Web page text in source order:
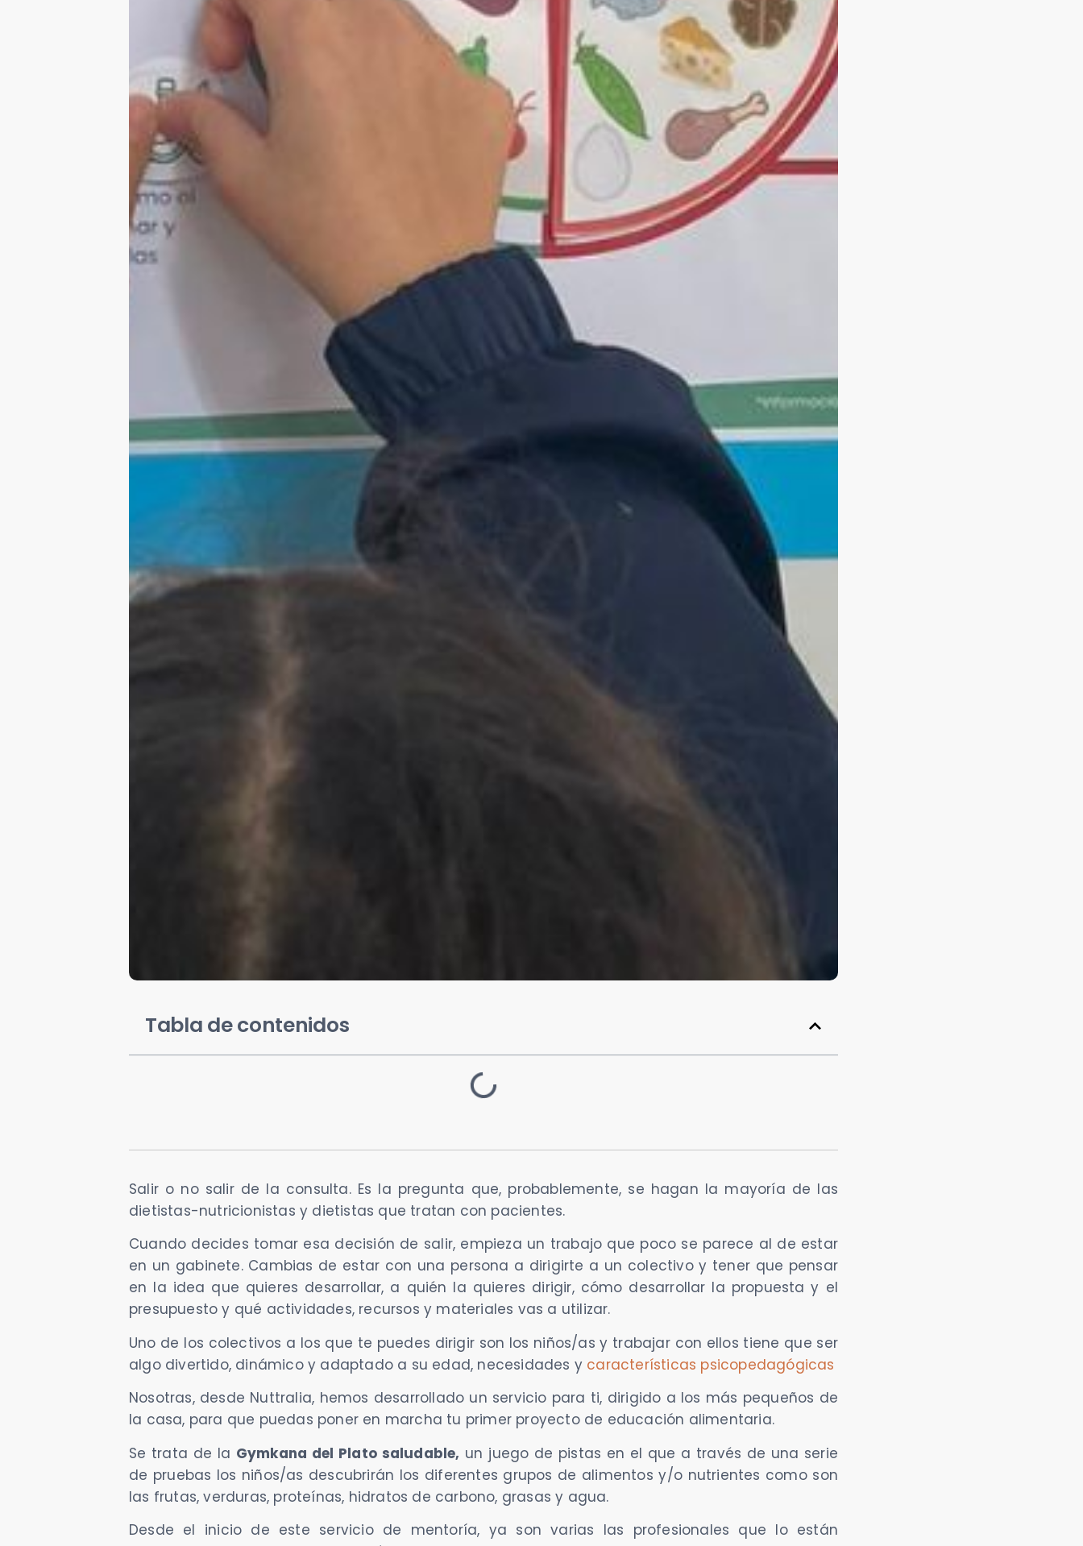
Tabla de contenidos
Salir o no salir de la consulta. Es la pregunta que, probablemente, se hagan la mayoría de las
dietistas-nutricionistas y dietistas que tratan con pacientes.
Cuando decides tomar esa decisión de salir, empieza un trabajo que poco se parece al de estar
en un gabinete. Cambias de estar con una persona a dirigirte a un colectivo y tener que pensar
en la idea que quieres desarrollar, a quién la quieres dirigir, cómo desarrollar la propuesta y el
presupuesto y qué actividades, recursos y materiales vas a utilizar.
Uno de los colectivos a los que te puedes dirigir son los niños/as y trabajar con ellos tiene que ser
algo divertido, dinámico y adaptado a su edad, necesidades y características psicopedagógicas
Nosotras, desde Nuttralia, hemos desarrollado un servicio para ti, dirigido a los más pequeños de
la casa, para que puedas poner en marcha tu primer proyecto de educación alimentaria.
Se trata de la Gymkana del Plato saludable, un juego de pistas en el que a través de una serie
de pruebas los niños/as descubrirán los diferentes grupos de alimentos y/o nutrientes como son
las frutas, verduras, proteínas, hidratos de carbono, grasas y agua.
Desde el inicio de este servicio de mentoría, ya son varias las profesionales que lo están